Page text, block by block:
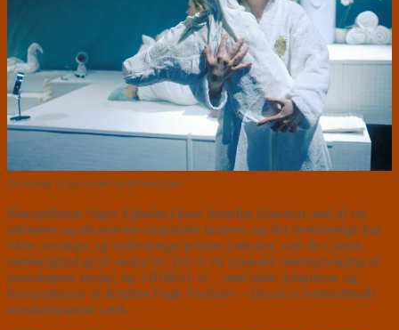
En klump af genetiske misforståelser.
Skuespilleren Signe Egholm Olsen fortæller historien med al sin
intensitet og sin præcise empatiske kunnen, og det trestemmige kor
både overtager og understreger pointer i teksten, som de i smuk
samhørighed giver ekstra liv. Det er en velskabt videreudvikling af
monologens styrke, og ANIMAL er – med både lydunivers og
kompositioner af Kirstine Fogh Vindelev – blevet et formfuldendt
musikdramatisk værk.